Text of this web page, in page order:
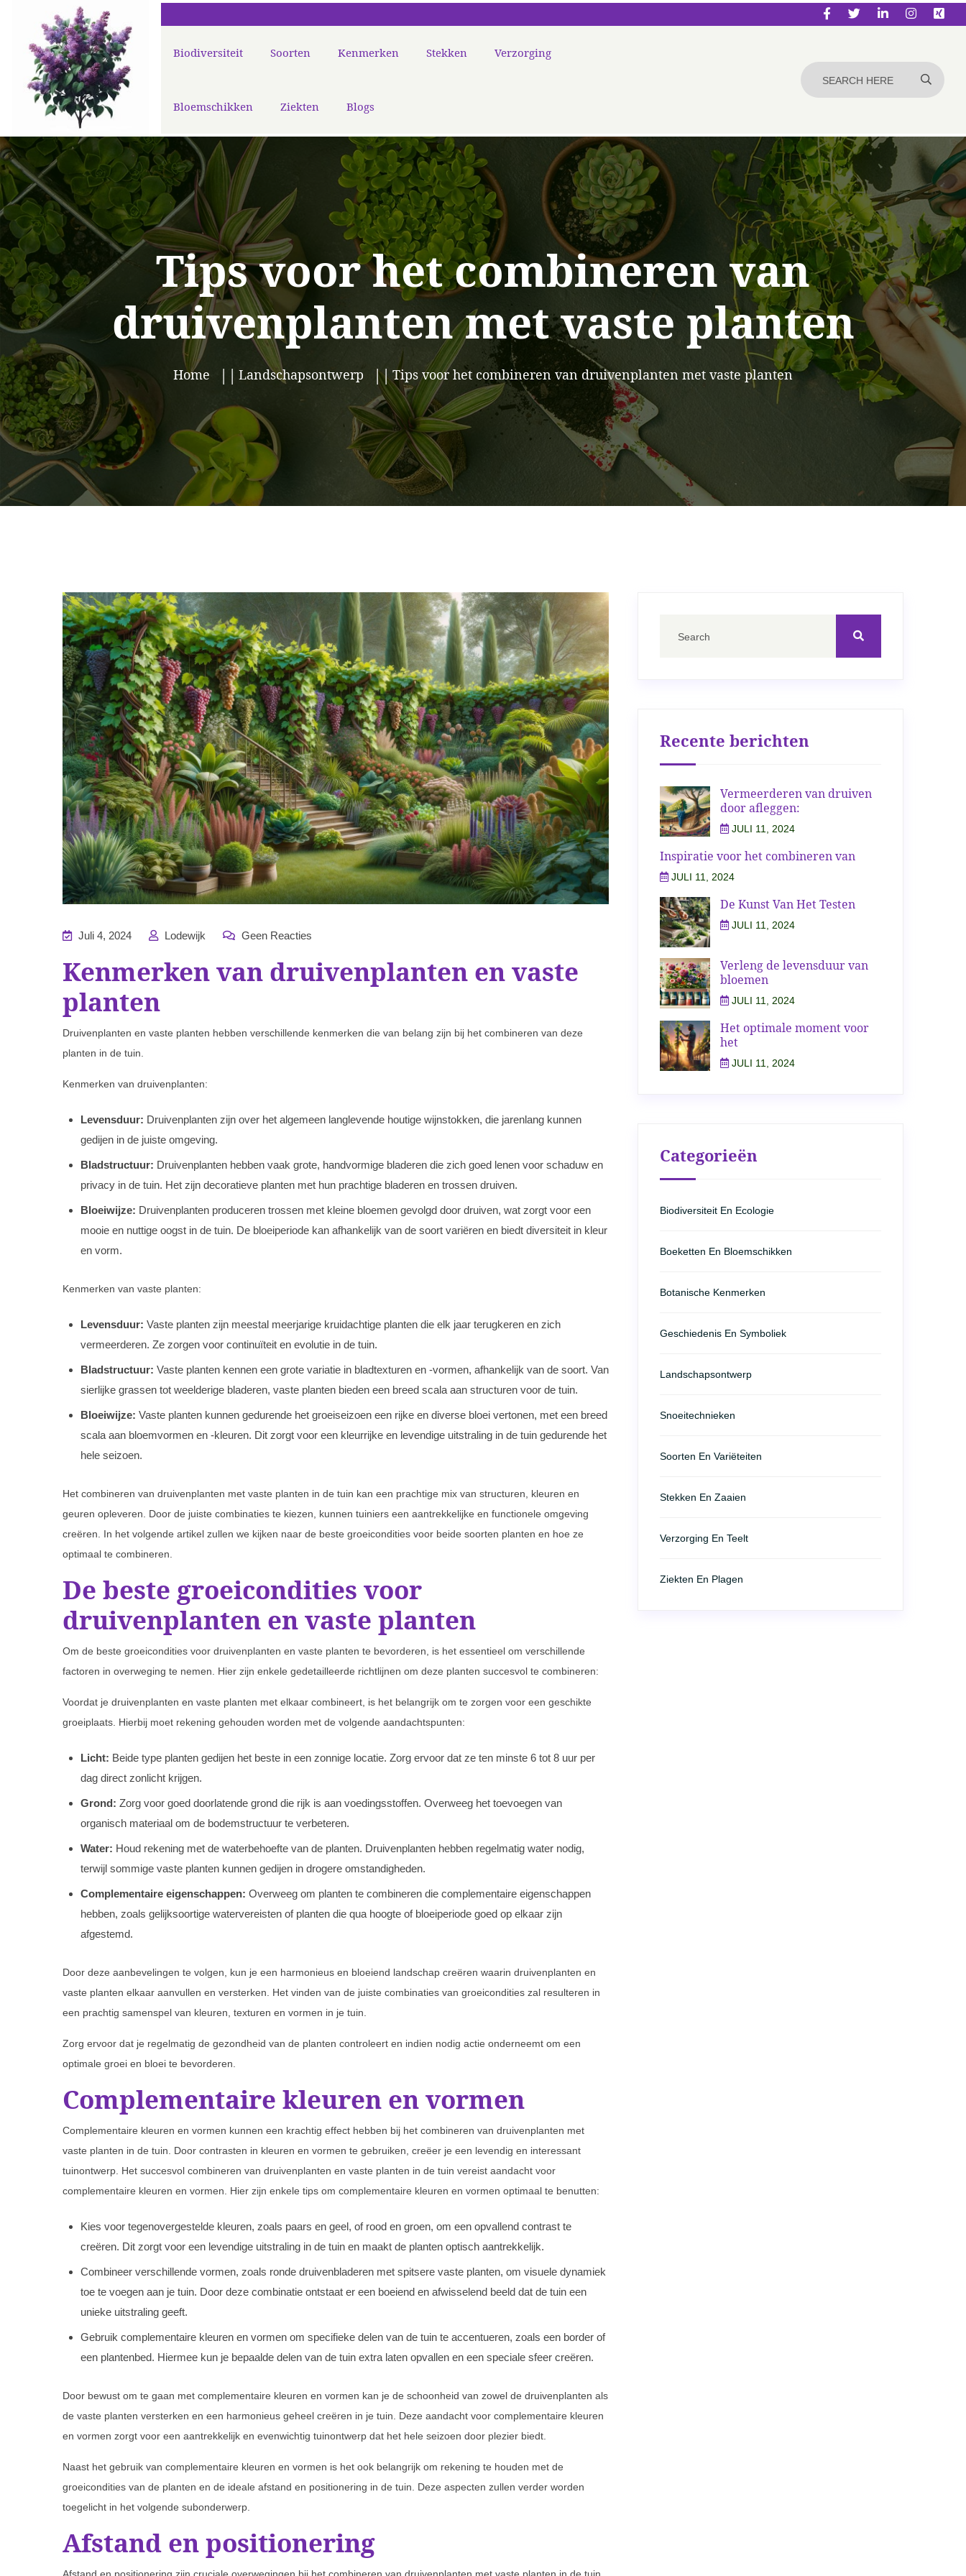
Biodiversiteit Soorten Kenmerken Stekken Verzorging
Bloemschikken Ziekten Blogs
Tips voor het combineren van
druivenplanten met vaste planten
Home Landschapsontwerp Tips voor het combineren van druivenplanten met vaste planten
Juli 4, 2024 Lodewijk Geen Reacties
Kenmerken van druivenplanten en vaste
planten
Druivenplanten en vaste planten hebben verschillende kenmerken die van belang zijn bij het combineren van deze
planten in de tuin.
Kenmerken van druivenplanten:
Levensduur: Druivenplanten zijn over het algemeen langlevende houtige wijnstokken, die jarenlang kunnen
gedijen in de juiste omgeving.
Bladstructuur: Druivenplanten hebben vaak grote, handvormige bladeren die zich goed lenen voor schaduw en
privacy in de tuin. Het zijn decoratieve planten met hun prachtige bladeren en trossen druiven.
Bloeiwijze: Druivenplanten produceren trossen met kleine bloemen gevolgd door druiven, wat zorgt voor een
mooie en nuttige oogst in de tuin. De bloeiperiode kan afhankelijk van de soort variëren en biedt diversiteit in kleur
en vorm.
Kenmerken van vaste planten:
Levensduur: Vaste planten zijn meestal meerjarige kruidachtige planten die elk jaar terugkeren en zich
vermeerderen. Ze zorgen voor continuïteit en evolutie in de tuin.
Bladstructuur: Vaste planten kennen een grote variatie in bladtexturen en -vormen, afhankelijk van de soort. Van
sierlijke grassen tot weelderige bladeren, vaste planten bieden een breed scala aan structuren voor de tuin.
Bloeiwijze: Vaste planten kunnen gedurende het groeiseizoen een rijke en diverse bloei vertonen, met een breed
scala aan bloemvormen en -kleuren. Dit zorgt voor een kleurrijke en levendige uitstraling in de tuin gedurende het
hele seizoen.
Het combineren van druivenplanten met vaste planten in de tuin kan een prachtige mix van structuren, kleuren en
geuren opleveren. Door de juiste combinaties te kiezen, kunnen tuiniers een aantrekkelijke en functionele omgeving
creëren. In het volgende artikel zullen we kijken naar de beste groeicondities voor beide soorten planten en hoe ze
optimaal te combineren.
De beste groeicondities voor
druivenplanten en vaste planten
Om de beste groeicondities voor druivenplanten en vaste planten te bevorderen, is het essentieel om verschillende
factoren in overweging te nemen. Hier zijn enkele gedetailleerde richtlijnen om deze planten succesvol te combineren:
Voordat je druivenplanten en vaste planten met elkaar combineert, is het belangrijk om te zorgen voor een geschikte
groeiplaats. Hierbij moet rekening gehouden worden met de volgende aandachtspunten:
Licht: Beide type planten gedijen het beste in een zonnige locatie. Zorg ervoor dat ze ten minste 6 tot 8 uur per
dag direct zonlicht krijgen.
Grond: Zorg voor goed doorlatende grond die rijk is aan voedingsstoffen. Overweeg het toevoegen van
organisch materiaal om de bodemstructuur te verbeteren.
Water: Houd rekening met de waterbehoefte van de planten. Druivenplanten hebben regelmatig water nodig,
terwijl sommige vaste planten kunnen gedijen in drogere omstandigheden.
Complementaire eigenschappen: Overweeg om planten te combineren die complementaire eigenschappen
hebben, zoals gelijksoortige watervereisten of planten die qua hoogte of bloeiperiode goed op elkaar zijn
afgestemd.
Door deze aanbevelingen te volgen, kun je een harmonieus en bloeiend landschap creëren waarin druivenplanten en
vaste planten elkaar aanvullen en versterken. Het vinden van de juiste combinaties van groeicondities zal resulteren in
een prachtig samenspel van kleuren, texturen en vormen in je tuin.
Zorg ervoor dat je regelmatig de gezondheid van de planten controleert en indien nodig actie onderneemt om een
optimale groei en bloei te bevorderen.
Complementaire kleuren en vormen
Complementaire kleuren en vormen kunnen een krachtig effect hebben bij het combineren van druivenplanten met
vaste planten in de tuin. Door contrasten in kleuren en vormen te gebruiken, creëer je een levendig en interessant
tuinontwerp. Het succesvol combineren van druivenplanten en vaste planten in de tuin vereist aandacht voor
complementaire kleuren en vormen. Hier zijn enkele tips om complementaire kleuren en vormen optimaal te benutten:
Kies voor tegenovergestelde kleuren, zoals paars en geel, of rood en groen, om een opvallend contrast te
creëren. Dit zorgt voor een levendige uitstraling in de tuin en maakt de planten optisch aantrekkelijk.
Combineer verschillende vormen, zoals ronde druivenbladeren met spitsere vaste planten, om visuele dynamiek
toe te voegen aan je tuin. Door deze combinatie ontstaat er een boeiend en afwisselend beeld dat de tuin een
unieke uitstraling geeft.
Gebruik complementaire kleuren en vormen om specifieke delen van de tuin te accentueren, zoals een border of
een plantenbed. Hiermee kun je bepaalde delen van de tuin extra laten opvallen en een speciale sfeer creëren.
Door bewust om te gaan met complementaire kleuren en vormen kan je de schoonheid van zowel de druivenplanten als
de vaste planten versterken en een harmonieus geheel creëren in je tuin. Deze aandacht voor complementaire kleuren
en vormen zorgt voor een aantrekkelijk en evenwichtig tuinontwerp dat het hele seizoen door plezier biedt.
Naast het gebruik van complementaire kleuren en vormen is het ook belangrijk om rekening te houden met de
groeicondities van de planten en de ideale afstand en positionering in de tuin. Deze aspecten zullen verder worden
toegelicht in het volgende subonderwerp.
Afstand en positionering
Recente berichten
Vermeerderen van druiven
door afleggen:
JULI 11, 2024
Inspiratie voor het combineren van
JULI 11, 2024
De Kunst Van Het Testen
JULI 11, 2024
Verleng de levensduur van
bloemen
JULI 11, 2024
Het optimale moment voor
het
JULI 11, 2024
Categorieën
Biodiversiteit En Ecologie
Boeketten En Bloemschikken
Botanische Kenmerken
Geschiedenis En Symboliek
Landschapsontwerp
Snoeitechnieken
Soorten En Variëteiten
Stekken En Zaaien
Verzorging En Teelt
Ziekten En Plagen